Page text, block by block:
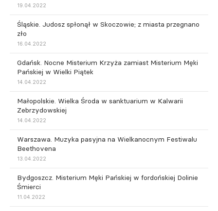
19.04.2022
Śląskie. Judosz spłonął w Skoczowie; z miasta przegnano
zło
16.04.2022
Gdańsk. Nocne Misterium Krzyża zamiast Misterium Męki
Pańskiej w Wielki Piątek
14.04.2022
Małopolskie. Wielka Środa w sanktuarium w Kalwarii
Zebrzydowskiej
14.04.2022
Warszawa. Muzyka pasyjna na Wielkanocnym Festiwalu
Beethovena
13.04.2022
Bydgoszcz. Misterium Męki Pańskiej w fordońskiej Dolinie
Śmierci
11.04.2022